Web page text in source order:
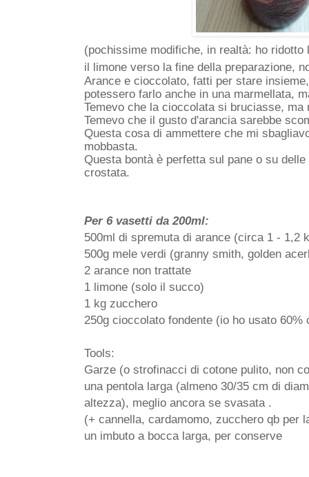
(pochissime modifiche, in realtà: ho
il limone verso la fine della preparazione,
Arance e cioccolato, fatti per stare
potessero farlo anche in una marmellata,
Temevo che la cioccolata si bruciasse, ma
Temevo che il gusto d'arancia sarebbe
Questa cosa di ammettere che mi
mobbasta.
Questa bontà è perfetta sul pane o su
crostata.
Per 6 vasetti da 200ml:
500ml di spremuta di arance (circa 1 - 1,2
500g mele verdi (granny smith, golden
2 arance non trattate
1 limone (solo il succo)
1 kg zucchero
250g cioccolato fondente (io ho usato 60%
Tools:
Garze (o strofinacci di cotone pulito, non
una pentola larga (almeno 30/35 cm di
altezza), meglio ancora se svasata .
(+ cannella, cardamomo, zucchero qb per
un imbuto a bocca larga, per conserve